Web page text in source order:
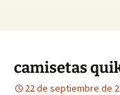
camisetas
22 de septiembre de